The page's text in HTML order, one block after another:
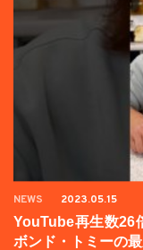
NEWS 2023.05.15
YouTube再生数26
ボンド・トミーの